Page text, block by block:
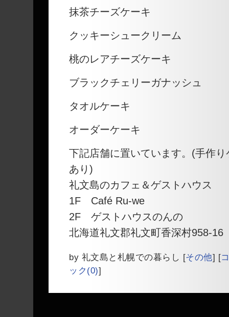
抹茶チーズケーキ
クッキーシュークリーム
桃のレアチーズケーキ
ブラックチェリーガナッシュ
タオルケーキ
オーダーケーキ
下記店舗に置いています。(手作
あり)
礼文島のカフェ＆ゲストハウス
1F Café Ru-we
2F ゲストハウスのんの
北海道礼文郡礼文町香深村958-
by 礼文島と札幌での暮らし [その他] [
ック(0)]